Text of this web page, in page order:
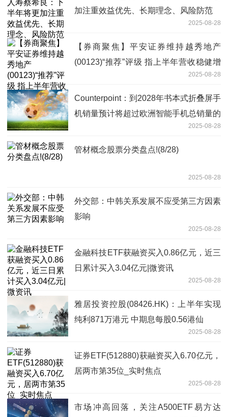
加注重效益优先、长期理念、风险防范
2025-08-28
【券商聚焦】平安证券维持越秀地产
(00123)“推荐”评级 指上半年营收稳健增
2025-08-28
Counterpoint：到2028年书本式折叠屏手
机销量预计将超过欧洲智能手机总销量的
2025-08-28
管材概念股票分类盘点!(8/28)
2025-08-28
外交部：中韩关系发展不应受第三方因素
影响
2025-08-28
金融科技ETF获融资买入0.86亿元，近三
日累计买入3.04亿元|微资讯
2025-08-28
雅居投资控股(08426.HK)：上半年实现
纯利871万港元 中期息每股0.56港仙
2025-08-28
证券ETF(512880)获融资买入6.70亿元，
居两市第35位_实时焦点
2025-08-28
市场冲高回落，关注A500ETF易方达